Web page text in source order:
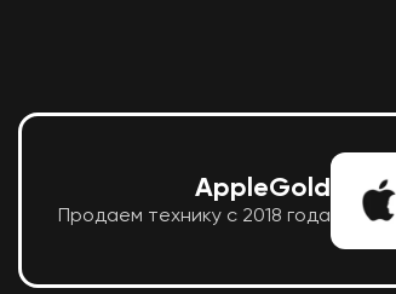
AppleGold
Продаем технику с 2018 года